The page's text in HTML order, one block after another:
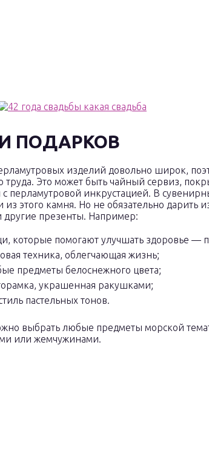
ПОДАРКОВ
изделий довольно широк,
труда. Это может быть чайный сервиз,
перламутровой инкрустацией. В
из этого камня. Но не обязательно дарить
другие презенты. Например:
которые помогают улучшать здоровье —
техника, облегчающая жизнь;
предметы белоснежного цвета;
украшенная ракушками;
пастельных тонов.
выбрать любые предметы морской
или жемчужинами.